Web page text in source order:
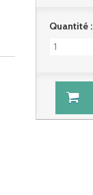
Quantité :